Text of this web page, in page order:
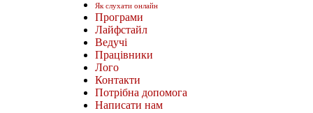
Як слухати онлайн
Програми
Лайфстайл
Ведучі
Працівники
Лого
Контакти
Потрібна допомога
Написати нам